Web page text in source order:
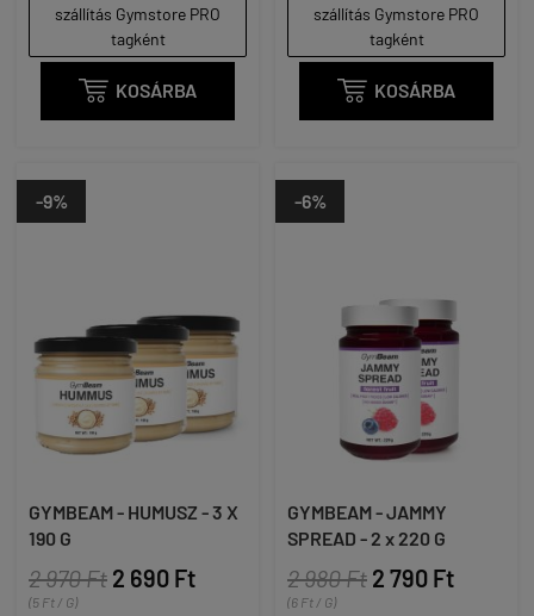
szállítás Gymstore PRO
tagként
 KOSÁRBA
szállítás Gymstore PRO
tagként
 KOSÁRBA
-9%
GYMBEAM - HUMUSZ - 3 X
190 G
2 970 Ft 2 690 Ft
(5 Ft / G)
-6%
GYMBEAM - JAMMY
SPREAD - 2 x 220 G
2 980 Ft 2 790 Ft
(6 Ft / G)